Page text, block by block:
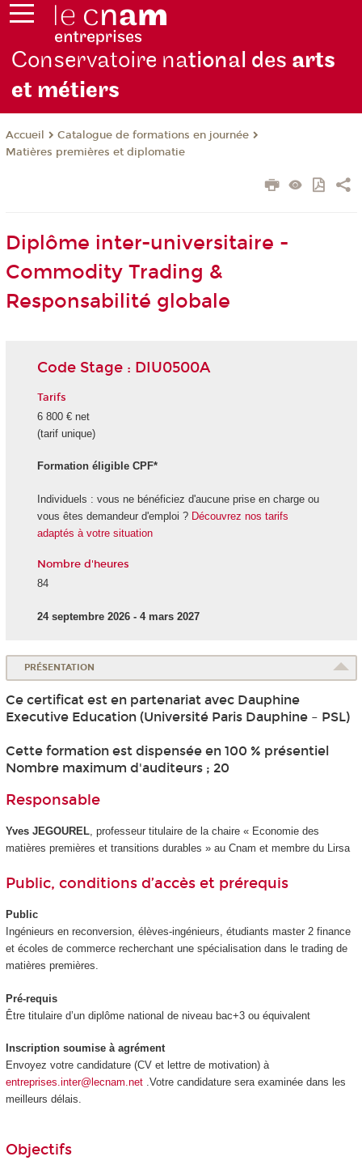
Conservatoire national des arts
et métiers
Accueil
Catalogue de formations en journée
Matières premières et diplomatie
Diplôme inter-universitaire -
Commodity Trading &
Responsabilité globale
Code Stage : DIU0500A
Tarifs
6 800 € net
(tarif unique)
Formation éligible CPF*
Individuels : vous ne bénéficiez d'aucune prise en charge ou
vous êtes demandeur d'emploi ? Découvrez nos tarifs
adaptés à votre situation
Nombre d'heures
84
24 septembre 2026 - 4 mars 2027
PRÉSENTATION
Ce certificat est en partenariat avec Dauphine
Executive Education (Université Paris Dauphine – PSL)
Cette formation est dispensée en 100 % présentiel
Nombre maximum d'auditeurs ; 20
Responsable
Yves JEGOUREL, professeur titulaire de la chaire « Economie des
matières premières et transitions durables » au Cnam et membre du Lirsa
Public, conditions d’accès et prérequis
Public
Ingénieurs en reconversion, élèves-ingénieurs, étudiants master 2 finance
et écoles de commerce recherchant une spécialisation dans le trading de
matières premières.
Pré-requis
Être titulaire d’un diplôme national de niveau bac+3 ou équivalent
Inscription soumise à agrément
Envoyez votre candidature (CV et lettre de motivation) à
entreprises.inter@lecnam.net.Votre candidature sera examinée dans les
meilleurs délais.
Objectifs